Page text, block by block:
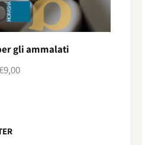
gli ammalati
9,00